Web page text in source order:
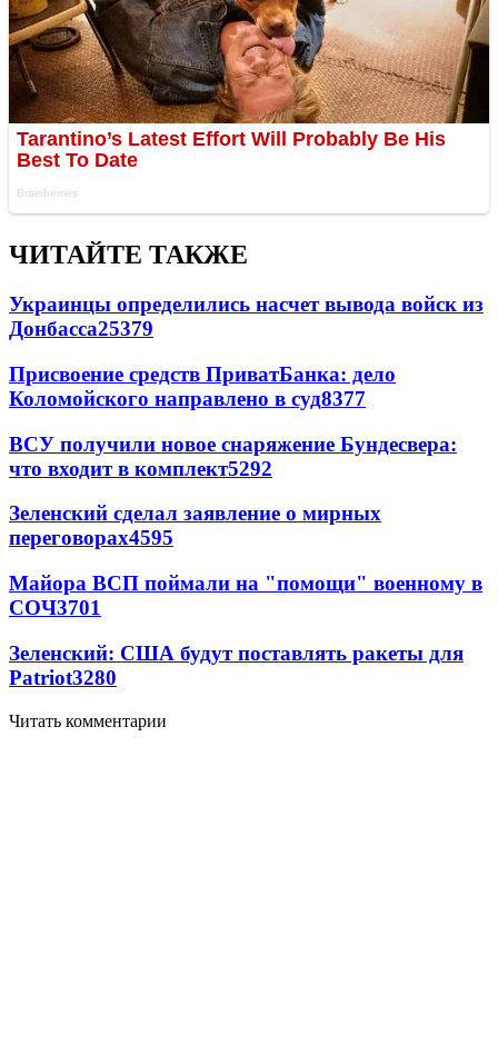
ЧИТАЙТЕ ТАКЖЕ
Украинцы определились насчет вывода войск из
Донбасса25379
Присвоение средств ПриватБанка: дело
Коломойского направлено в суд8377
ВСУ получили новое снаряжение Бундесвера:
что входит в комплект5292
Зеленский сделал заявление о мирных
переговорах4595
Майора ВСП поймали на "помощи" военному в
СОЧ3701
Зеленский: США будут поставлять ракеты для
Patriot3280
Читать комментарии